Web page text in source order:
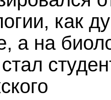
как
а на